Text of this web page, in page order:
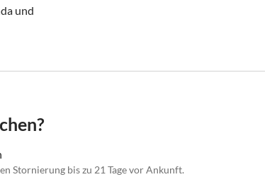
und
Stornierung bis zu 21 Tage vor Ankunft.